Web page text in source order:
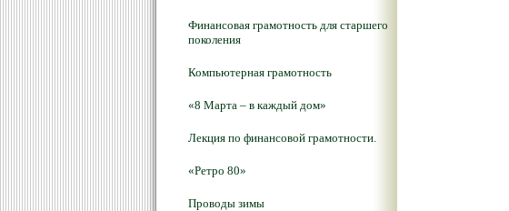
Финансовая грамотность для старшего
поколения
Компьютерная грамотность
«8 Марта – в каждый дом»
Лекция по финансовой грамотности.
«Ретро 80»
Проводы зимы